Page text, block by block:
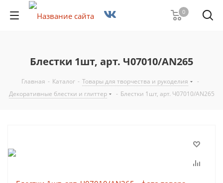
0
Блестки 1шт, арт. Ч07010/AN265
Главная - Каталог - Товары для творчества и рукоделия
-
Декоративные блестки и глиттер
- Блестки 1шт, арт. Ч07010/AN265